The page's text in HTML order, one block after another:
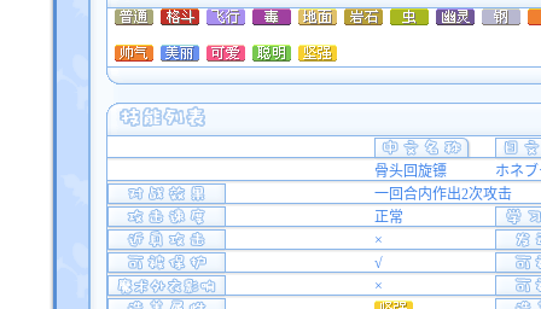
骨头回旋镖
ホネ
一回合内作出2次攻击
正常
×
√
×